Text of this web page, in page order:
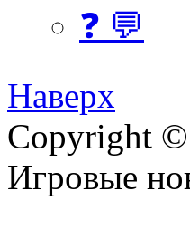
❓ 💬
Наверх
Copyright ©
Игровые